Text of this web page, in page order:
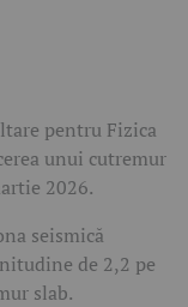
pentru Fizica
unui cutremur
2026.
seismică
de 2,2 pe
slab.